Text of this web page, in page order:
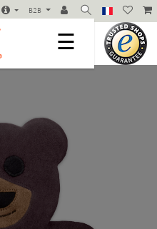
B2B
☰